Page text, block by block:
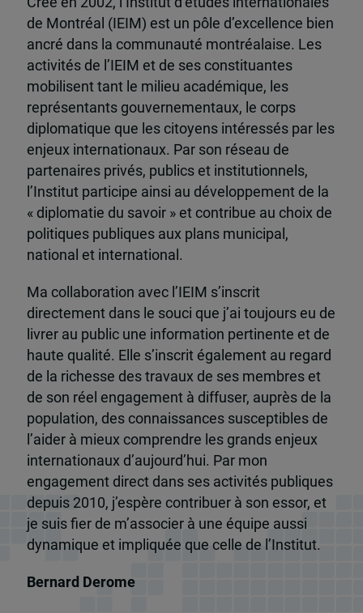
de Montréal (IEIM) est un pôle d’excellence bien
ancré dans la communauté montréalaise. Les
activités de l’IEIM et de ses constituantes
mobilisent tant le milieu académique, les
représentants gouvernementaux, le corps
diplomatique que les citoyens intéressés par les
enjeux internationaux. Par son réseau de
partenaires privés, publics et institutionnels,
l’Institut participe ainsi au développement de la
« diplomatie du savoir » et contribue au choix de
politiques publiques aux plans municipal,
national et international.
Ma collaboration avec l’IEIM s’inscrit
directement dans le souci que j’ai toujours eu de
livrer au public une information pertinente et de
haute qualité. Elle s’inscrit également au regard
de la richesse des travaux de ses membres et
de son réel engagement à diffuser, auprès de la
population, des connaissances susceptibles de
l’aider à mieux comprendre les grands enjeux
internationaux d’aujourd’hui. Par mon
engagement direct dans ses activités publiques
depuis 2010, j’espère contribuer à son essor, et
je suis fier de m’associer à une équipe aussi
dynamique et impliquée que celle de l’Institut.
Bernard Derome